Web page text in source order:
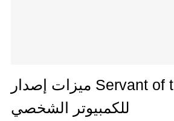
ميزات إصدار Servant of the Lake
للكمبيوتر الشخصي